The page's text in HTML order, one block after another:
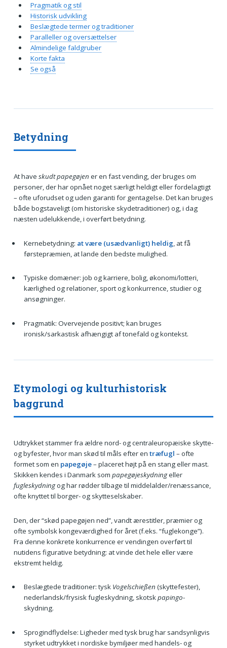
Betydning
At have skudt papegøjen er en fast vending, der bruges om
personer, der har opnået noget særligt heldigt eller fordelagtigt
– ofte uforudset og uden garanti for gentagelse. Det kan bruges
både bogstaveligt (om historiske skydetraditioner) og, i dag
næsten udelukkende, i overført betydning.
Kernebetydning: at være (usædvanligt) heldig, at få
førstepræmien, at lande den bedste mulighed.
Typiske domæner: job og karriere, bolig, økonomi/lotteri,
kærlighed og relationer, sport og konkurrence, studier og
ansøgninger.
Pragmatik: Overvejende positivt; kan bruges
ironisk/sarkastisk afhængigt af tonefald og kontekst.
Etymologi og kulturhistorisk
baggrund
Udtrykket stammer fra ældre nord- og centraleuropæiske skytte-
og byfester, hvor man skød til måls efter en træfugl – ofte
formet som en papegøje– placeret højt på en stang eller mast.
Skikken kendes i Danmark som papegøjeskydningeller
fugleskydningog har rødder tilbage til middelalder/renæssance,
ofte knyttet til borger- og skytteselskaber.
Den, der “skød papegøjen ned”, vandt ærestitler, præmier og
ofte symbolsk kongeværdighed for året (f.eks. “fuglekonge”).
Fra denne konkrete konkurrence er vendingen overført til
nutidens figurative betydning: at vinde det hele eller være
ekstremt heldig.
Beslægtede traditioner: tysk Vogelschießen (skyttefester),
nederlandsk/frysisk fugleskydning, skotskpapingo-
skydning.
Sprogindflydelse: Ligheder med tysk brug har sandsynligvis
styrket udtrykket i nordiske bymiljøer med handels- og
Pragmatik og stil
Historisk udvikling
Beslægtede termer og traditioner
Paralleller og oversættelser
Almindelige faldgruber
Korte fakta
Se også